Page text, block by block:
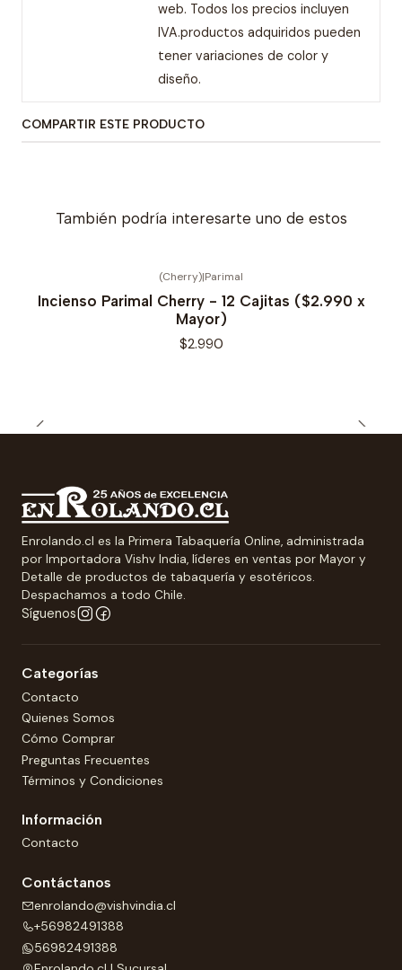
web. Todos los precios incluyen
IVA.productos adquiridos pueden
tener variaciones de color y
diseño.
COMPARTIR ESTE PRODUCTO
También podría interesarte uno de estos
(Cherry)|Parimal
Incienso Parimal Cherry - 12 Cajitas ($2.990 x
Mayor)
$2.990
Enrolando.cl es la Primera Tabaquería Online, administrada
por Importadora Vishv India, líderes en ventas por Mayor y
Detalle de productos de tabaquería y esotéricos.
Despachamos a todo Chile.
Síguenos
Categorías
Contacto
Quienes Somos
Cómo Comprar
Preguntas Frecuentes
Términos y Condiciones
Información
Contacto
Contáctanos
enrolando@vishvindia.cl
+56982491388
56982491388